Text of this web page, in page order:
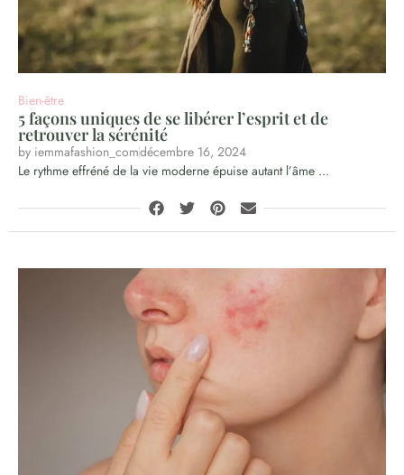
Bien-être
5 façons uniques de se libérer l’esprit et de
retrouver la sérénité
by iemmafashion_comdécembre 16, 2024
Le rythme effréné de la vie moderne épuise autant l’âme ...